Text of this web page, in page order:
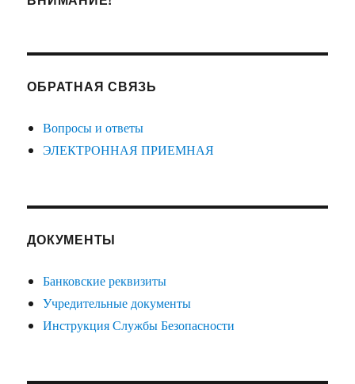
ОБРАТНАЯ СВЯЗЬ
Вопросы и ответы
ЭЛЕКТРОННАЯ ПРИЕМНАЯ
ДОКУМЕНТЫ
Банковские реквизиты
Учредительные документы
Инструкция Службы Безопасности